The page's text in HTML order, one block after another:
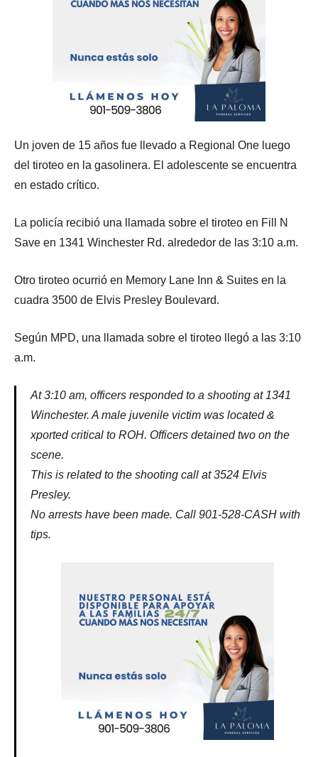
Un joven de 15 años fue llevado a Regional One luego
del tiroteo en la gasolinera. El adolescente se encuentra
en estado crítico.
La policía recibió una llamada sobre el tiroteo en Fill N
Save en 1341 Winchester Rd. alrededor de las 3:10 a.m.
Otro tiroteo ocurrió en Memory Lane Inn & Suites en la
cuadra 3500 de Elvis Presley Boulevard.
Según MPD, una llamada sobre el tiroteo llegó a las 3:10
a.m.
At 3:10 am, officers responded to a shooting at 1341
Winchester. A male juvenile victim was located &
xported critical to ROH. Officers detained two on the
scene.
This is related to the shooting call at 3524 Elvis
Presley.
No arrests have been made. Call 901-528-CASH with
tips.